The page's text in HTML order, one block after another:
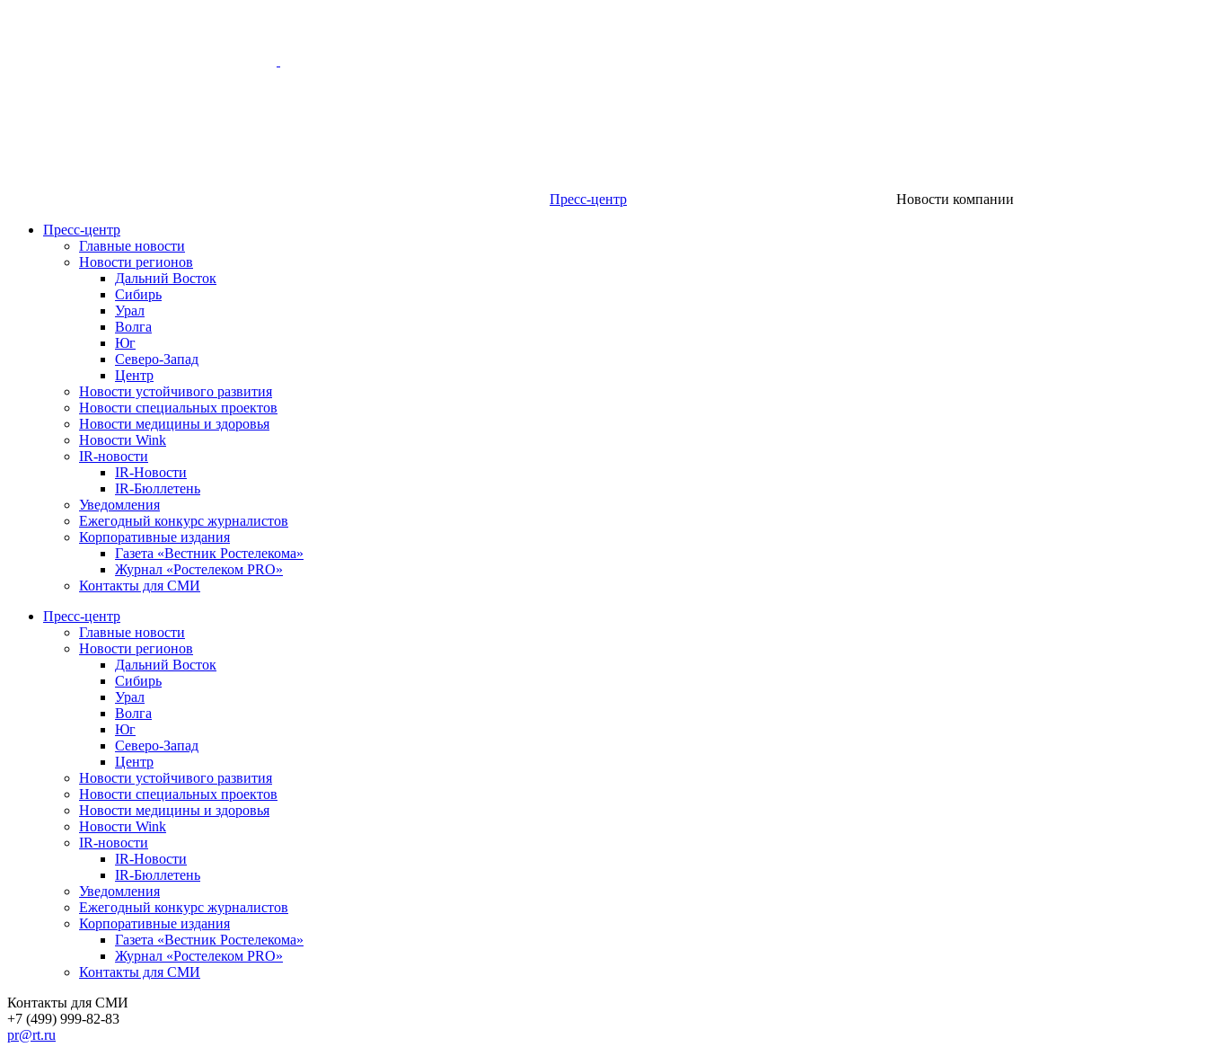
Пресс-центр
Новости компании
Пресс-центр
Главные новости
Новости регионов
Дальний Восток
Сибирь
Урал
Волга
Юг
Северо-Запад
Центр
Новости устойчивого развития
Новости специальных проектов
Новости медицины и здоровья
Новости Wink
IR-новости
IR-Новости
IR-Бюллетень
Уведомления
Ежегодный конкурс журналистов
Корпоративные издания
Газета «Вестник Ростелекома»
Журнал «Ростелеком PRO»
Контакты для СМИ
Пресс-центр
Главные новости
Новости регионов
Дальний Восток
Сибирь
Урал
Волга
Юг
Северо-Запад
Центр
Новости устойчивого развития
Новости специальных проектов
Новости медицины и здоровья
Новости Wink
IR-новости
IR-Новости
IR-Бюллетень
Уведомления
Ежегодный конкурс журналистов
Корпоративные издания
Газета «Вестник Ростелекома»
Журнал «Ростелеком PRO»
Контакты для СМИ
Контакты для СМИ
+7 (499) 999-82-83
pr@rt.ru